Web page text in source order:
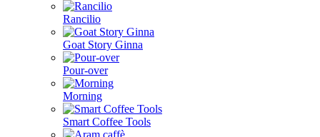
Rancilio
Goat Story Ginna
Pour-over
Morning
Smart Coffee Tools